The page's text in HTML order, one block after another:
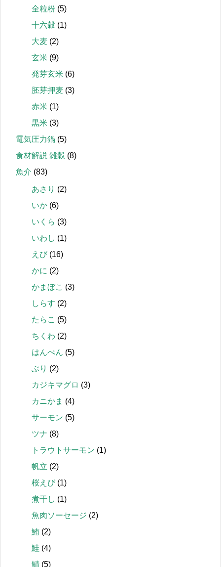
全粒粉 (5)
十六穀 (1)
大麦 (2)
玄米 (9)
発芽玄米 (6)
胚芽押麦 (3)
赤米 (1)
黒米 (3)
電気圧力鍋 (5)
食材解説 雑穀 (8)
魚介 (83)
あさり (2)
いか (6)
いくら (3)
いわし (1)
えび(16)
かに (2)
かまぼこ (3)
しらす (2)
たらこ (5)
ちくわ (2)
はんぺん (5)
ぶり (2)
カジキマグロ (3)
カニかま (4)
サーモン (5)
ツナ (8)
トラウトサーモン (1)
帆立 (2)
桜えび(1)
煮干し (1)
魚肉ソーセージ (2)
鮪 (2)
鮭 (4)
鯖 (5)